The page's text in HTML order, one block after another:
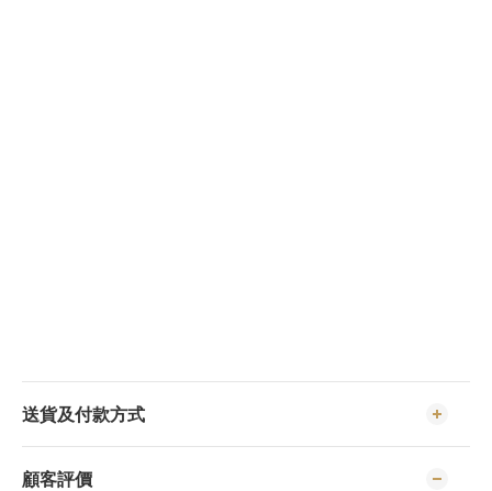
送貨及付款方式
顧客評價